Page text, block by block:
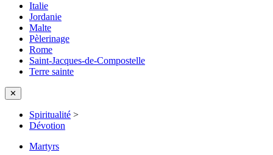
Italie
Jordanie
Malte
Pèlerinage
Rome
Saint-Jacques-de-Compostelle
Terre sainte
✕
Spiritualité >
Dévotion
Martyrs